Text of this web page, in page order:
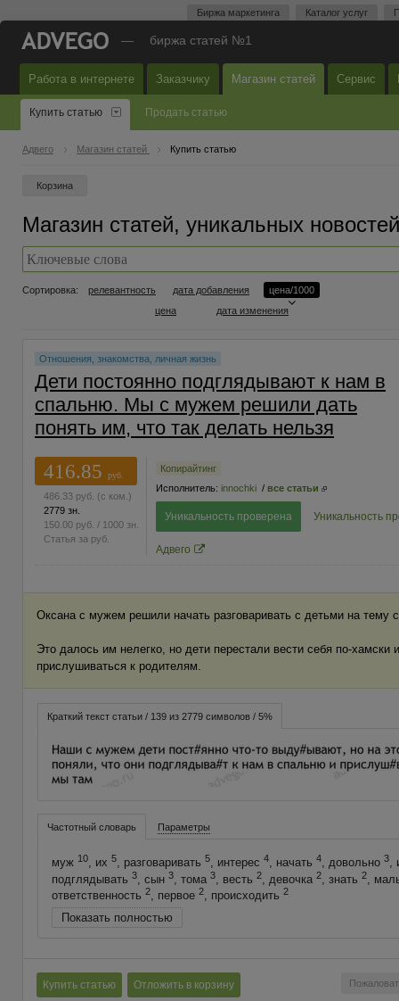
Биржа маркетинга Каталог услуг
— биржа статей №1
Работа в интернете Заказчику Магазин статей Сервис
Купить статью Продать статью
Адвего Магазин статей Купить статью
Корзина
Магазин статей, уникальных
Сортировка: релевантность
дата добавления
цена
цена/1000
дата изменения
Отношения, знакомства, личная жизнь
Дети постоянно подглядывают к нам в
спальню. Мы с мужем решили дать
понять им, что так делать нельзя
416.85
руб.
486.33 руб. (с ком.)
2779 зн.
150.00 руб. / 1000 зн.
Статья за руб.
Копирайтинг
Исполнитель: innochki / все статьи
Уникальность проверена Уникальность
Адвего
Оксана с мужем решили начать разговаривать с детьми на тему
Это далось им нелегко, но дети перестали вести себя по-хамски
прислушиваться к родителям.
Краткий текст статьи / 139 из 2779 символов / 5%
Частотный словарь Параметры
муж 10, их 5, разговаривать 5, интерес 4, начать 4, довольно 3,
подглядывать 3, сын 3, тома 3, весть 2, девочка 2, знать 2,
ответственность 2, первое 2, происходить 2
Показать полностью
Купить статью Отложить в корзину